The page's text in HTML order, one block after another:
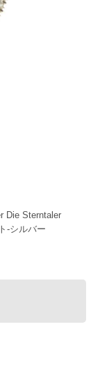
Die Sterntaler
-シルバー